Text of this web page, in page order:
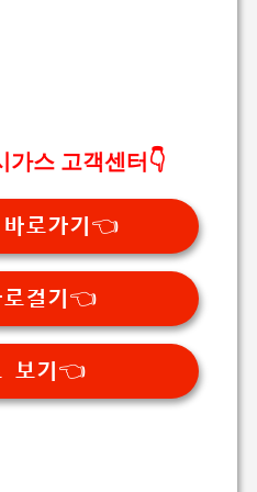
가스 고객센터👇
로가기👈
걸기👈
보기👈